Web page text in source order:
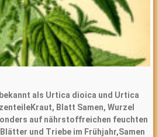
als Urtica dioica und Urtica
Blatt Samen, Wurzel
auf nährstoffreichen feuchten
und Triebe im Frühjahr,Samen